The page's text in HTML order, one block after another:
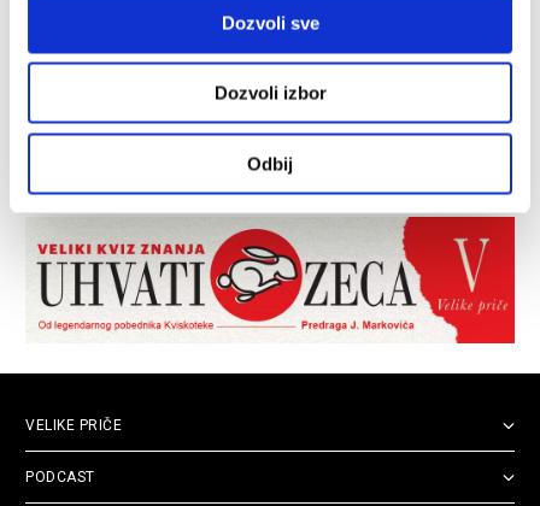
Dozvoli sve
Dozvoli izbor
Odbij
VELIKE PRIČE
PODCAST